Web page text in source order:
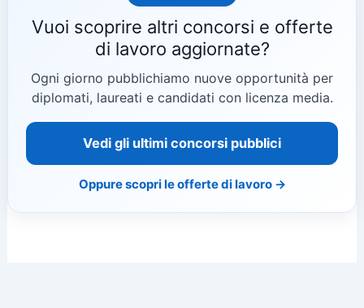
Vuoi scoprire altri concorsi e offerte
di lavoro aggiornate?
Ogni giorno pubblichiamo nuove opportunità per
diplomati, laureati e candidati con licenza media.
Vedi gli ultimi concorsi pubblici
Oppure scopri le offerte di lavoro →